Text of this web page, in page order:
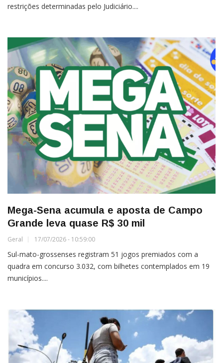
restrições determinadas pelo Judiciário....
Mega-Sena acumula e aposta de Campo
Grande leva quase R$ 30 mil
Geral 17/07/2026 - 10:59:00
Sul-mato-grossenses registram 51 jogos premiados com a
quadra em concurso 3.032, com bilhetes contemplados em 19
municípios....